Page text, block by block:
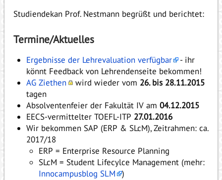
Studiendekan Prof. Nestmann begrüßt und berichtet:
Termine/Aktuelles
Ergebnisse der Lehrevaluation verfügbar - ihr
könnt Feedback von Lehrendenseite bekommen!
AG Ziethen wird wieder vom 26. bis 28.11.2015
tagen
Absolventenfeier der Fakultät IV am 04.12.2015
EECS-vermittelter TOEFL-ITP 27.01.2016
Wir bekommen SAP (ERP & SLcM), Zeitrahmen: ca.
2017/18
ERP = Enterprise Resource Planning
SLcM = Student Lifecylce Management (mehr:
Innocampusblog SLM
)